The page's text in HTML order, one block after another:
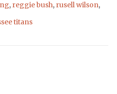
, reggie bush, rusell wilson,
titans